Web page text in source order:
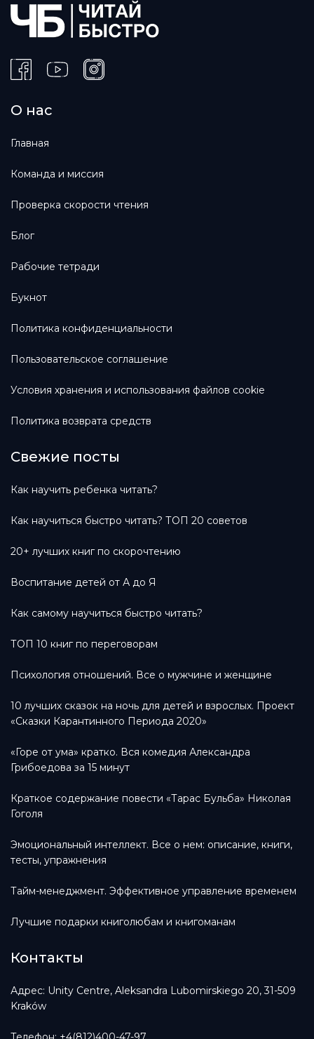
О нас
Главная
Команда и миссия
Проверка скорости чтения
Блог
Рабочие тетради
Букнот
Политика конфиденциальности
Пользовательское соглашение
Условия хранения и использования файлов cookie
Политика возврата средств
Свежие посты
Как научить ребенка читать?
Как научиться быстро читать? ТОП 20 советов
20+ лучших книг по скорочтению
Воспитание детей от А до Я
Как самому научиться быстро читать?
ТОП 10 книг по переговорам
Психология отношений. Все о мужчине и женщине
10 лучших сказок на ночь для детей и взрослых. Проект
«Сказки Карантинного Периода 2020»
«Горе от ума» кратко. Вся комедия Александра
Грибоедова за 15 минут
Краткое содержание повести «Тарас Бульба» Николая
Гоголя
Эмоциональный интеллект. Все о нем: описание, книги,
тесты, упражнения
Тайм-менеджмент. Эффективное управление временем
Лучшие подарки книголюбам и книгоманам
Контакты
Адрес: Unity Centre, Aleksandra Lubomirskiego 20, 31-509
Kraków